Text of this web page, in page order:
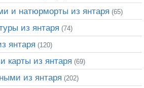
и натюрморты из янтаря (65)
из янтаря (74)
янтаря (120)
карты из янтаря (69)
из янтаря (202)